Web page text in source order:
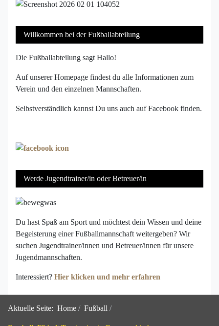
Willkommen bei der Fußballabteilung
Die Fußballabteilung sagt Hallo!
Auf unserer Homepage findest du alle Informationen zum
Verein und den einzelnen Mannschaften.
Selbstverständlich kannst Du uns auch auf Facebook finden.
Werde Jugendtrainer/in oder Betreuer/in
Du hast Spaß am Sport und möchtest dein Wissen und deine
Begeisterung einer Fußballmannschaft weitergeben? Wir
suchen Jugendtrainer/innen und Betreuer/innen für unsere
Jugendmannschaften.
Interessiert? Hier klicken und mehr erfahren
Aktuelle Seite: Home Fußball